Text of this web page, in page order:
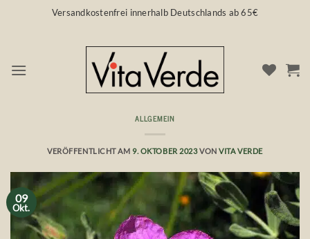
Versandkostenfrei innerhalb Deutschlands ab 65€
ALLGEMEIN
VERÖFFENTLICHT AM9. OKTOBER 2023VONVITA VERDE
09
Okt.